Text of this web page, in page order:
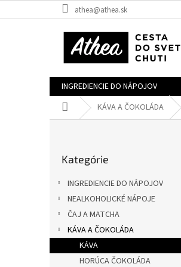
na
athea@athea.sk
INGREDIENCIE DO NÁPOJOV
DomovKÁVA A ČOKOLÁDA
kategórie
Kategórie
INGREDIENCIE DO NÁPOJOV
NEALKOHOLICKÉ NÁPOJE
ČAJ A MATCHA
KÁVA A ČOKOLÁDA
KÁVA
HORÚCA ČOKOLÁDA